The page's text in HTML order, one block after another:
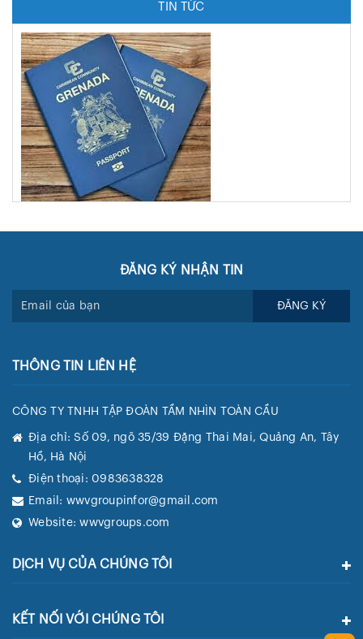
TIN TỨC
✅ Cần Lưu Ý Gì Sau Khi Có Quốc Tịch Grenada? Các Bước
Tiếp Theo Là Gì?
🛂 Hộ Chiếu Grenada Có Giá Trị Bao Lâu? Có Bị Thu Hồi
🛡️ Chọn Grenada: Chiến Lược Quốc Tịch Thứ Hai Để Phòng
ĐĂNG KÝ NHẬN TIN
ĐĂNG KÝ
THÔNG TIN LIÊN HỆ
CÔNG TY TNHH TẬP ĐOÀN TẦM NHÌN TOÀN CẦU
Địa chỉ:Số 09, ngõ 35/39 Đặng Thai Mai, Quảng An, Tây
Hồ, Hà Nội
Điện thoại: 0983638328
Email: wwvgroupinfor@gmail.com
Website:wwvgroups.com
DỊCH VỤ CỦA CHÚNG TÔI
KẾT NỐI VỚI CHÚNG TÔI